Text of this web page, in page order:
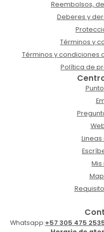
Reembolsos,
Deberes y
Términos y
Términos y condiciones
Política de
Whatsapp:+57 305 475